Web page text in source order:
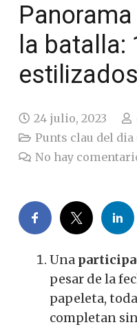
la batalla:
estilizados
24 julio, 2023
Punts clau del dia
No hay
Una
pesar de la
papeleta,
completan